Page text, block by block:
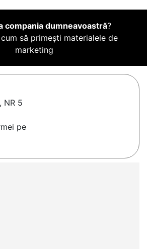
compania dumneavoastră?
să primești materialele de
marketing
NR 5
pe